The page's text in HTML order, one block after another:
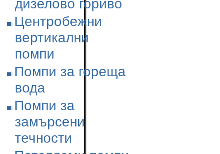
дизелово гориво
Центробежни
вертикални
помпи
Помпи за гореща
вода
Помпи за
замърсени
течности